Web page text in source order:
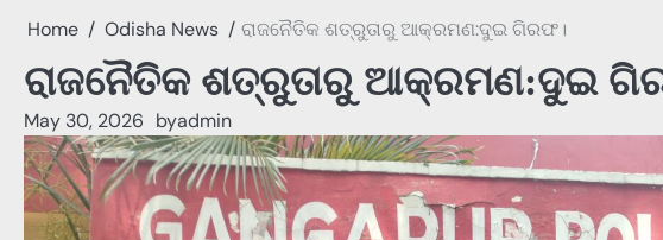
Home Odisha News ରାଜନୈତିକ ଶତ୍ରୁତାରୁ ଆକ୍ରମଣ:ଦୁଇ ଗିରଫ।
ରାଜନୈତିକ ଶତ୍ରୁତାରୁ ଆକ୍ରମଣ:ଦୁଇ
May 30, 2026 byadmin